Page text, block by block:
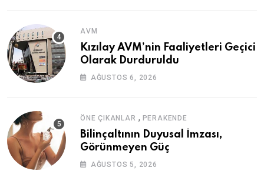
AVM
Kızılay AVM’nin Faaliyetleri Geçici
Olarak Durduruldu
AĞUSTOS 6, 2026
ÖNE ÇIKANLAR , PERAKENDE
Bilinçaltının Duyusal İmzası,
Görünmeyen Güç
AĞUSTOS 5, 2026